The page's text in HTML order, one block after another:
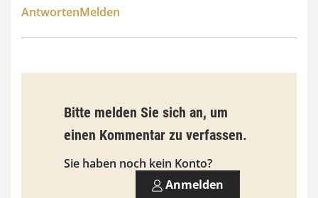
AntwortenMelden
Bitte melden Sie sich an, um
einen Kommentar zu verfassen.
Sie haben noch kein Konto?
Anmelden